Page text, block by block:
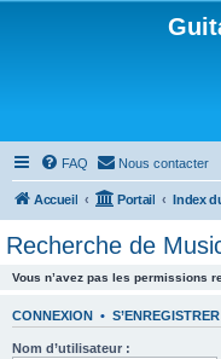
FAQ Nous contacter
Accueil Portail Index
Recherche de
Vous n’avez pas les permissions
CONNEXION • S’ENREGISTRER
Nom d’utilisateur :